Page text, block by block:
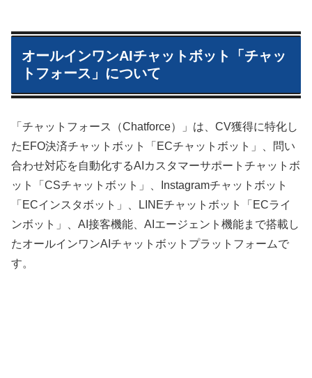
オールインワンAIチャットボット「チャッ
トフォース」について
「チャットフォース（Chatforce）」は、CV獲得に特化し
たEFO決済チャットボット「ECチャットボット」、問い
合わせ対応を自動化するAIカスタマーサポートチャットボ
ット「CSチャットボット」、Instagramチャットボット
「ECインスタボット」、LINEチャットボット「ECライ
ンボット」、AI接客機能、AIエージェント機能まで搭載し
たオールインワンAIチャットボットプラットフォームで
す。